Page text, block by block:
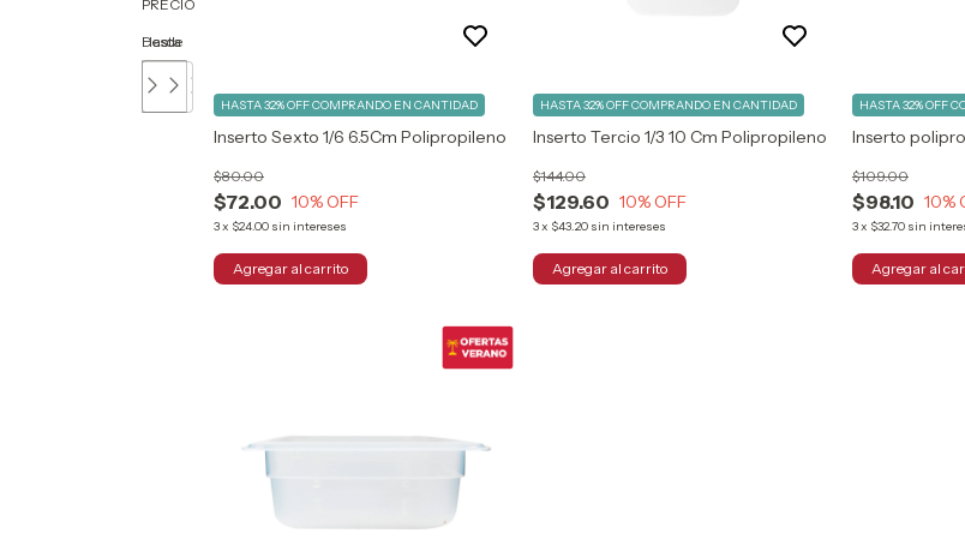
PRECIO
Desde
Hasta
Inserto Sexto 1/6 6.5Cm Polipropileno
$72.00
$80.00
10% OFF
3x $24.00 sin intereses
HASTA 32% OFFCOMPRANDO EN CANTIDAD
Inserto Tercio 1/3 10 Cm Polipropileno
$129.60
$144.00
10% OFF
3x $43.20 sin intereses
HASTA 32% OFFCOMPRANDO EN CANTIDAD
Inserto
$98.10
$109.00
10%
3x $32.70 sin
HASTA 32% OFF